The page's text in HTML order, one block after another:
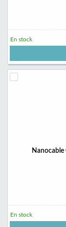
En stock
En stock